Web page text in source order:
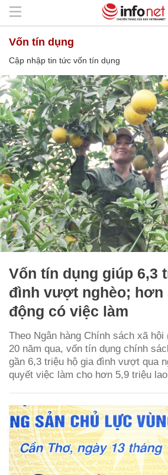
vốn tín dụng
Cập nhập tin tức vốn tín dụng
Vốn tín dụng giúp 6,3
đình vượt nghèo; hơn
động có việc làm
Theo Ngân hàng Chính sách xã hội
20 năm qua, vốn tín dụng chính
gần 6,3 triệu hộ gia đình vượt qua
quyết việc làm cho hơn 5,9 triệu